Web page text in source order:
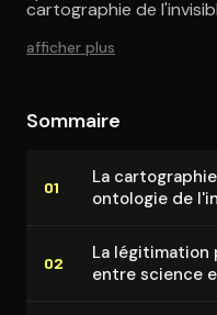
cartographie de
afficher plus
Sommaire
01
La
ontologie de
02
La lé­gi­ti­ma­tion
entre science